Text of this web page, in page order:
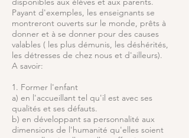
Payant d'exemples, les enseignants se
montreront ouverts sur le monde, prêts à
donner et à se donner pour des causes
valables ( les plus démunis, les déshérités,
les détresses de chez nous et d'ailleurs).
A savoir:
1. Former l'enfant
a) en l'accueillant tel qu'il est avec ses
qualités et ses défauts.
b) en développant sa personnalité aux
dimensions de l'humanité qu'elles soient